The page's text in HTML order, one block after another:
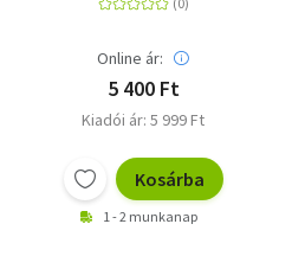
Online ár:
5 400 Ft
Kiadói ár: 5 999 Ft
Kosárba
1 - 2 munkanap